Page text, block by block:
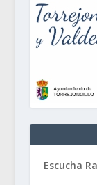
Escucha